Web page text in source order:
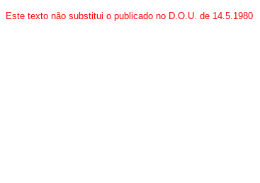
Este texto não substitui o publicado no D.O.U. de 14.5.1980